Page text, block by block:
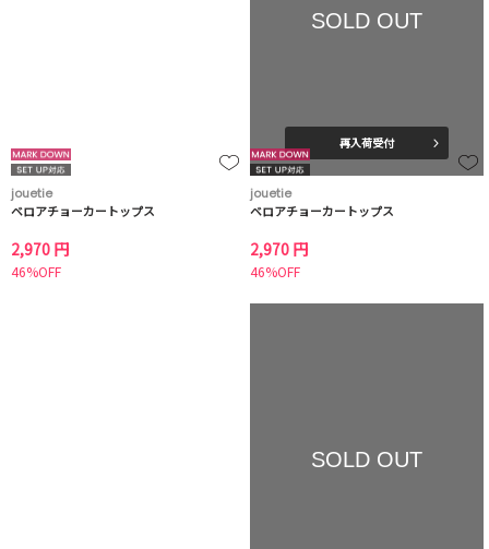
jouetie
ベロアチョーカートップス
2,970 円
46%OFF
SOLD OUT
再入荷受付
jouetie
ベロアチョーカートップス
2,970 円
46%OFF
SOLD OUT